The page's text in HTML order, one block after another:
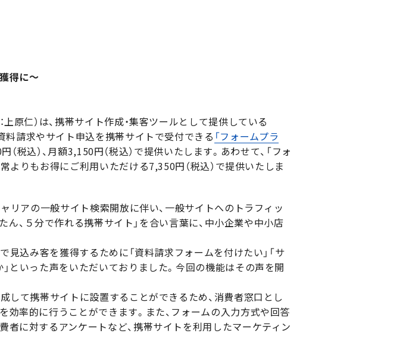
得に〜
上原仁）は、携帯サイト作成・集客ツールとして提供している
料請求やサイト申込を携帯サイトで受付できる 「フォームプラ
税込）、月額3,150円（税込）で提供いたします。あわせて、「フォ
よりもお得にご利用いただける7,350円（税込）で提供いたしま
リアの一般サイト検索開放に伴い、一般サイトへのトラフィッ
、５分で作れる携帯サイト」を合い言葉に、中小企業や中小店
込み客を獲得するために「資料請求フォームを付けたい」「サ
といった声をいただいておりました。今回の機能はその声を開
して携帯サイトに設置することができるため、消費者窓口とし
率的に行うことができます。また、フォームの入力方式や回答
に対するアンケートなど、携帯サイトを利用したマーケティン